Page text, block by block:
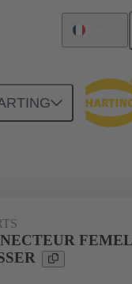
Pour applications